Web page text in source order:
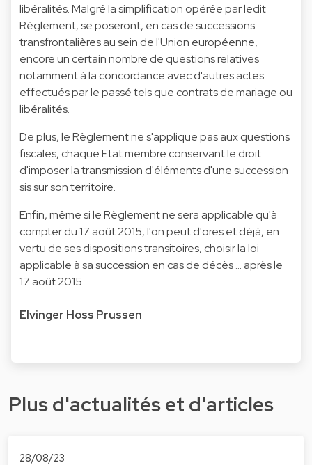
libéralités. Malgré la simplification opérée par ledit
Règlement, se poseront, en cas de successions
transfrontalières au sein de l'Union européenne,
encore un certain nombre de questions relatives
notamment à la concordance avec d'autres actes
effectués par le passé tels que contrats de mariage ou
libéralités.
De plus, le Règlement ne s'applique pas aux questions
fiscales, chaque Etat membre conservant le droit
d'imposer la transmission d'éléments d'une succession
sis sur son territoire.
Enfin, même si le Règlement ne sera applicable qu'à
compter du 17 août 2015, l'on peut d'ores et déjà, en
vertu de ses dispositions transitoires, choisir la loi
applicable à sa succession en cas de décès ... après le
17 août 2015.
Elvinger Hoss Prussen
Plus d'actualités et d'articles
28/08/23